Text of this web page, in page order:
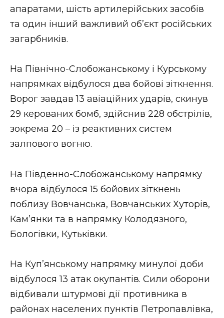
апаратами, шість артилерійських засобів
та один інший важливий об’єкт російських
загарбників.
На Північно-Слобожанському і Курському
напрямках відбулося два бойові зіткнення.
Ворог завдав 13 авіаційних ударів, скинув
29 керованих бомб, здійснив 228 обстрілів,
зокрема 20 – із реактивних систем
залпового вогню.
На Південно-Слобожанському напрямку
вчора відбулося 15 бойових зіткнень
поблизу Вовчанська, Вовчанських Хуторів,
Кам’янки та в напрямку Колодязного,
Бологівки, Кутьківки.
На Куп’янському напрямку минулої доби
відбулося 13 атак окупантів. Сили оборони
відбивали штурмові дії противника в
районах населених пунктів Петропавлівка,